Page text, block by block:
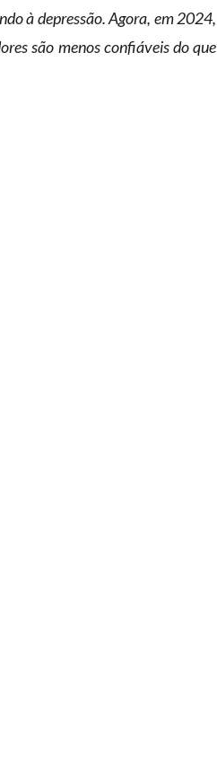
à depressão. Agora, em 2024,
são menos confiáveis ​​do que